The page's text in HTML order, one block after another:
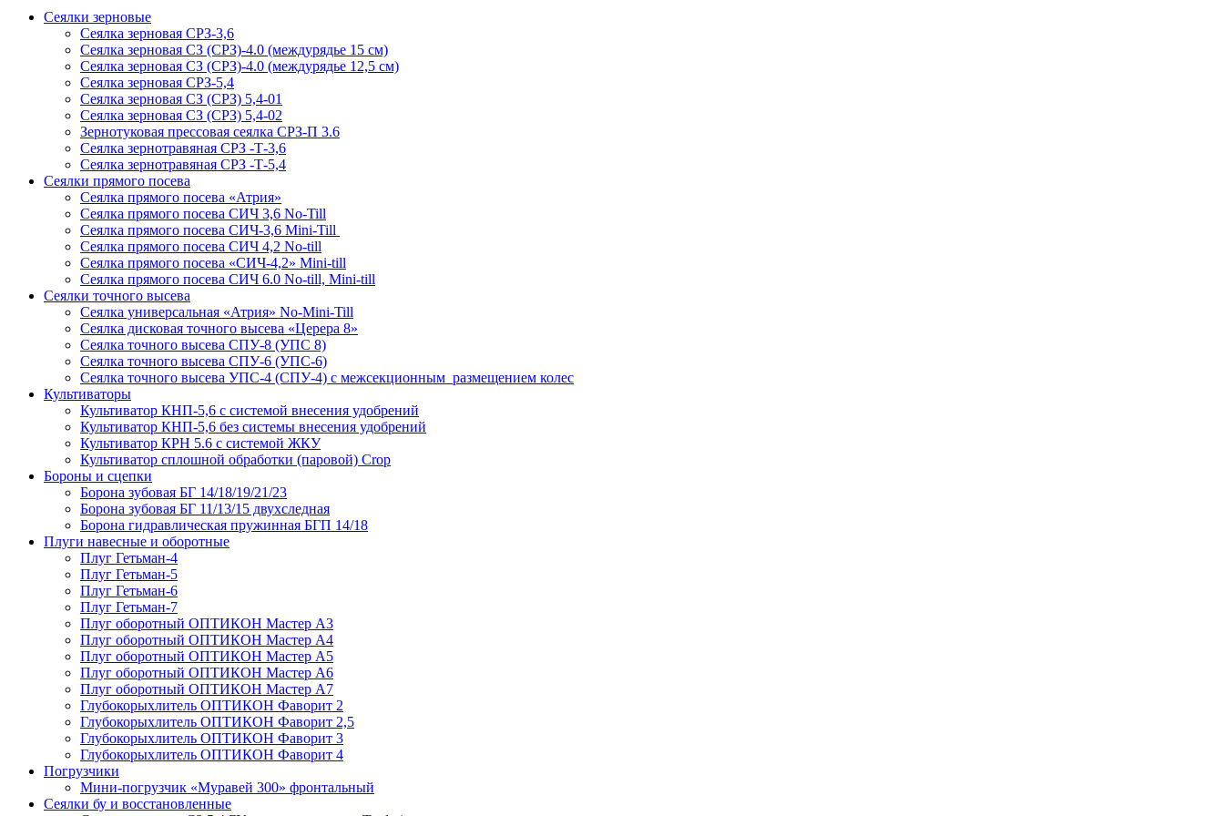
Сеялки зерновые
Сеялка зерновая СРЗ-3,6
Сеялка зерновая СЗ (СРЗ)-4.0 (междурядье 15 см)
Сеялка зерновая СЗ (СРЗ)-4.0 (междурядье 12,5 см)
Сеялка зерновая СРЗ-5,4
Сеялка зерновая СЗ (СРЗ) 5,4-01
Сеялка зерновая СЗ (СРЗ) 5,4-02
Зернотуковая прессовая сеялка СРЗ-П 3.6
Сеялка зернотравяная СРЗ -Т-3,6
Сеялка зернотравяная СРЗ -Т-5,4
Сеялки прямого посева
Сеялка прямого посева «Атрия»
Сеялка прямого посева СИЧ 3,6 No-Till
Сеялка прямого посева СИЧ-3,6 Mini-Till
Сеялка прямого посева СИЧ 4,2 No-till
Сеялка прямого посева «СИЧ-4,2» Mini-till
Сеялка прямого посева СИЧ 6.0 No-till, Mini-till
Сеялки точного высева
Сеялка универсальная «Атрия» No-Mini-Till
Сеялка дисковая точного высева «Церера 8»
Сеялка точного высева СПУ-8 (УПС 8)
Сеялка точного высева СПУ-6 (УПС-6)
Сеялка точного высева УПС-4 (СПУ-4) с межсекционным размещением колес
Культиваторы
Культиватор КНП-5,6 с системой внесения удобрений
Культиватор КНП-5,6 без системы внесения удобрений
Культиватор КРН 5.6 с системой ЖКУ
Культиватор сплошной обработки (паровой) Crop
Бороны и сцепки
Борона зубовая БГ 14/18/19/21/23
Борона зубовая БГ 11/13/15 двухследная
Борона гидравлическая пружинная БГП 14/18
Плуги навесные и оборотные
Плуг Гетьман-4
Плуг Гетьман-5
Плуг Гетьман-6
Плуг Гетьман-7
Плуг оборотный ОПТИКОН Мастер А3
Плуг оборотный ОПТИКОН Мастер А4
Плуг оборотный ОПТИКОН Мастер А5
Плуг оборотный ОПТИКОН Мастер А6
Плуг оборотный ОПТИКОН Мастер А7
Глубокорыхлитель ОПТИКОН Фаворит 2
Глубокорыхлитель ОПТИКОН Фаворит 2,5
Глубокорыхлитель ОПТИКОН Фаворит 3
Глубокорыхлитель ОПТИКОН Фаворит 4
Погрузчики
Мини-погрузчик «Муравей 300» фронтальный
Сеялки бу и восстановленные